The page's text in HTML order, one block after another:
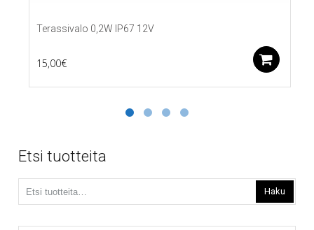
Terassivalo 0,2W IP67 12V
15,00€
Etsi tuotteita
Haku